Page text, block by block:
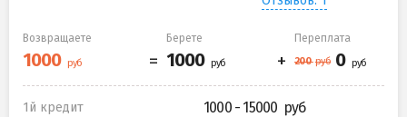
Возвращаете Берете Переплата
1й кредит 1000 - 15000